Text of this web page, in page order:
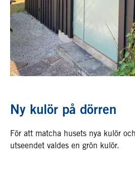
Ny kulör på dörren
För att matcha husets nya kulör
utseendet valdes en grön kulör.